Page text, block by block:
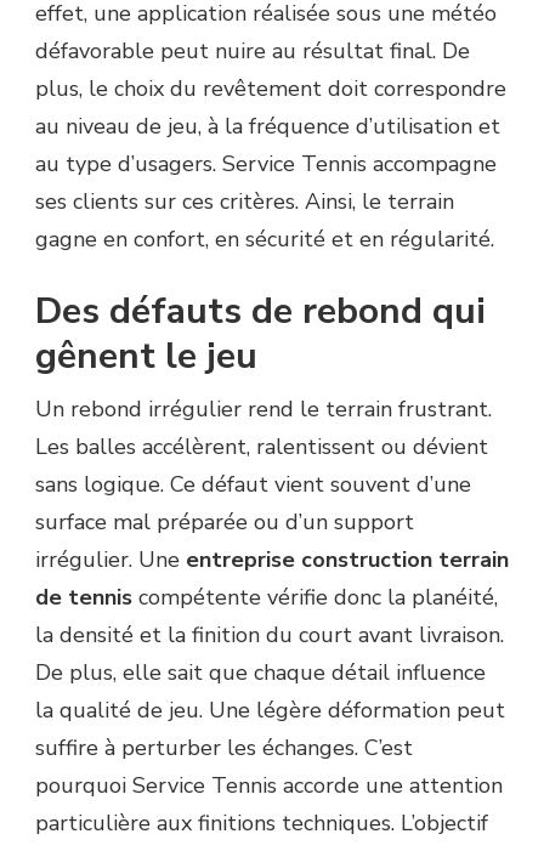
effet, une application réalisée sous une météo
défavorable peut nuire au résultat final. De
plus, le choix du revêtement doit correspondre
au niveau de jeu, à la fréquence d’utilisation et
au type d’usagers. Service Tennis accompagne
ses clients sur ces critères. Ainsi, le terrain
gagne en confort, en sécurité et en régularité.
Des défauts de rebond qui
gênent le jeu
Un rebond irrégulier rend le terrain frustrant.
Les balles accélèrent, ralentissent ou dévient
sans logique. Ce défaut vient souvent d’une
surface mal préparée ou d’un support
irrégulier. Une entreprise construction terrain
de tennis compétente vérifie donc la planéité,
la densité et la finition du court avant livraison.
De plus, elle sait que chaque détail influence
la qualité de jeu. Une légère déformation peut
suffire à perturber les échanges. C’est
pourquoi Service Tennis accorde une attention
particulière aux finitions techniques. L’objectif